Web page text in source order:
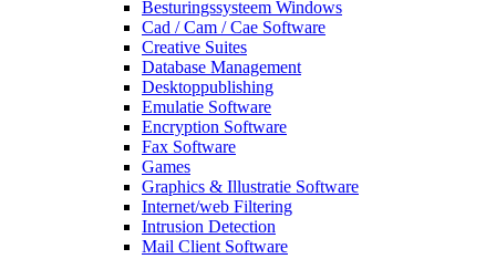
Besturingssysteem Windows
Cad / Cam / Cae Software
Creative Suites
Database Management
Desktoppublishing
Emulatie Software
Encryption Software
Fax Software
Games
Graphics & Illustratie Software
Internet/web Filtering
Intrusion Detection
Mail Client Software